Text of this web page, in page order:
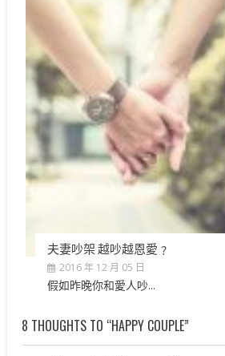
夫妻吵架 越吵越恩愛﹖
2016 年 12 月 05 日
假如昨晚你和愛人吵...
8 THOUGHTS TO “HAPPY COUPLE”